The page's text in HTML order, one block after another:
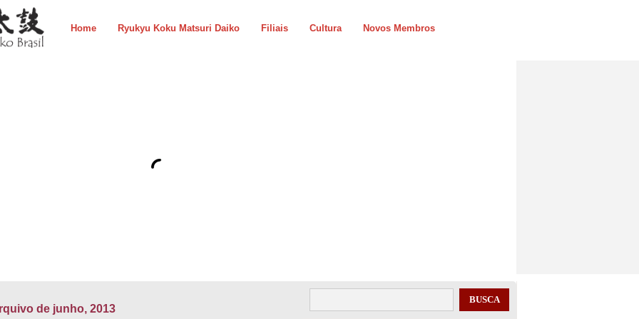
Home Ryukyu Koku Matsuri Daiko Filiais Cultura Novos Membros
de junho, 2013